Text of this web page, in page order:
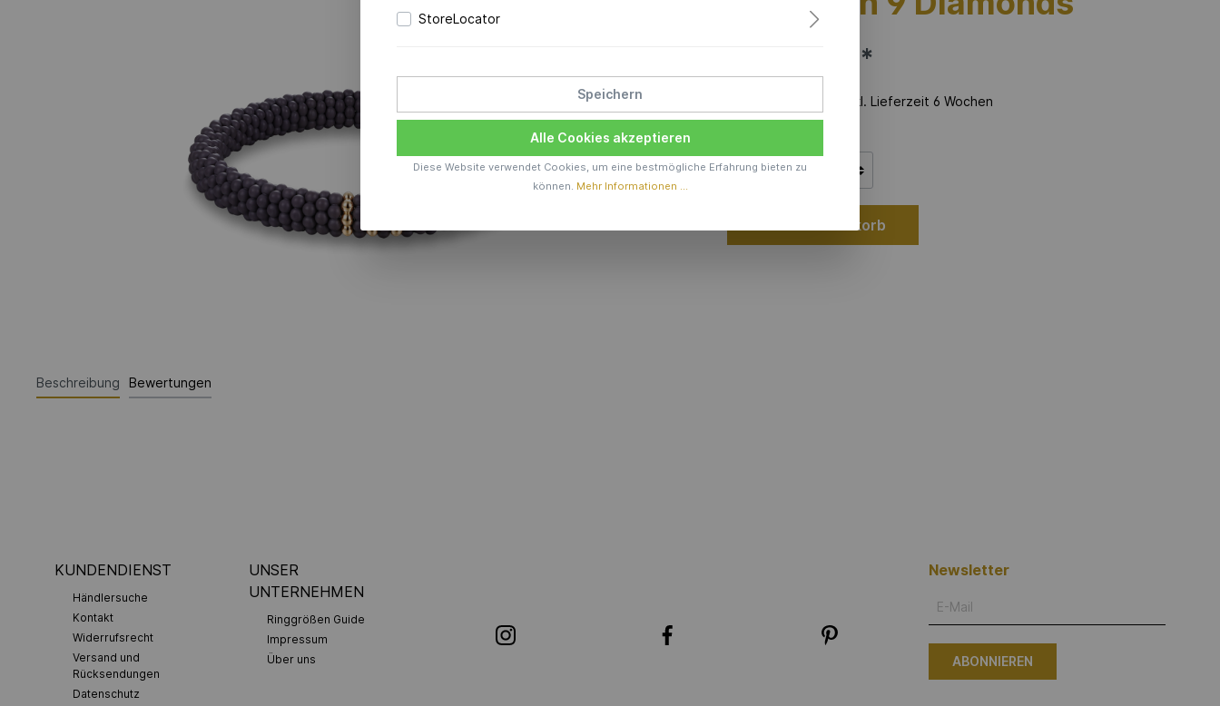
1.690,00 €*
Produktionszeit inkl. Lieferzeit 6 Wochen
In den Warenkorb
Beschreibung Bewertungen
KUNDENDIENST
Händlersuche
Kontakt
Widerrufsrecht
Versand und
Rücksendungen
Datenschutz
UNSER
UNTERNEHMEN
Ringgrößen Guide
Impressum
Über uns
Newsletter
StoreLocator
Speichern
Alle Cookies akzeptieren
Diese Website verwendet Cookies, um eine bestmögliche Erfahrung bieten zu
können. Mehr Informationen ...